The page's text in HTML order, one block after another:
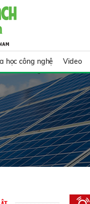
học công nghệ Video